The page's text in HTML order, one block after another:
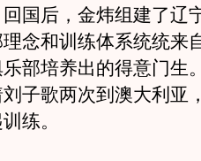
国后，金炜组建了辽
念和训练体系统统来
部培养出的得意门生
子歌两次到澳大利亚
练。